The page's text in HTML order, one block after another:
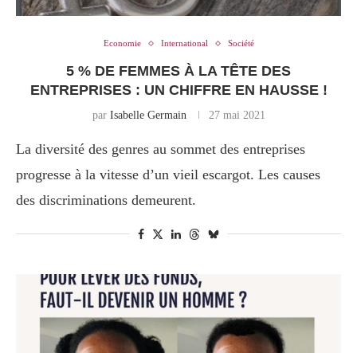
Economie International Société
5 % DE FEMMES À LA TÊTE DES
ENTREPRISES : UN CHIFFRE EN HAUSSE !
par Isabelle Germain 27 mai 2021
La diversité des genres au sommet des entreprises
progresse à la vitesse d’un vieil escargot. Les causes
des discriminations demeurent.